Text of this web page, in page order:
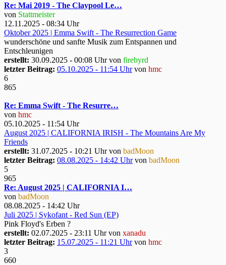
Re: Mai 2019 - The Claypool Le…
von Stattmeister
12.11.2025 - 08:34 Uhr
Oktober 2025 | Emma Swift - The Resurrection Game
wunderschöne und sanfte Musik zum Entspannen und
Entschleunigen
erstellt: 30.09.2025 - 00:08 Uhr von firebyrd
letzter Beitrag: 05.10.2025 - 11:54 Uhrvon hmc
6
865
Re: Emma Swift - The Resurre…
von hmc
05.10.2025 - 11:54 Uhr
August 2025 | CALIFORNIA IRISH - The Mountains Are My
Friends
erstellt: 31.07.2025 - 10:21 Uhr von badMoon
letzter Beitrag: 08.08.2025 - 14:42 Uhrvon badMoon
5
965
Re: August 2025 | CALIFORNIA I…
von badMoon
08.08.2025 - 14:42 Uhr
Juli 2025 | Sykofant - Red Sun (EP)
Pink Floyd's Erben ?
erstellt: 02.07.2025 - 23:11 Uhr von xanadu
letzter Beitrag: 15.07.2025 - 11:21 Uhrvon hmc
3
660